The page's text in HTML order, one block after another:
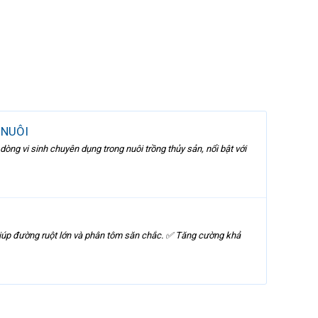
vi sinh chuyên dụng trong nuôi trồng thủy sản, nổi bật với
đường ruột lớn và phân tôm săn chắc. ✅ Tăng cường khả